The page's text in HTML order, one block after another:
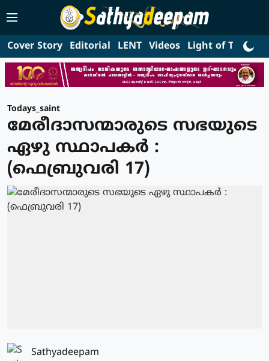
Cover Story Editorial LENT Videos Light of Truth
Todays_saint
മേരീദാസന്മാരുടെ സഭയുടെ
ഏഴു സ്ഥാപകര്‍ :
(ഫെബ്രുവരി 17)
Sathyadeepam